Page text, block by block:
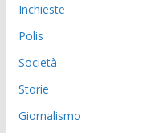
Inchieste
Polis
Società
Storie
Giornalismo